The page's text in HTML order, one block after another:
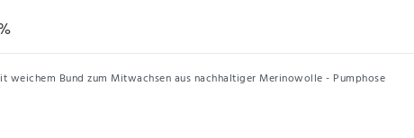
weichem Bund zum Mitwachsen aus nachhaltiger Merinowolle - Pumphose